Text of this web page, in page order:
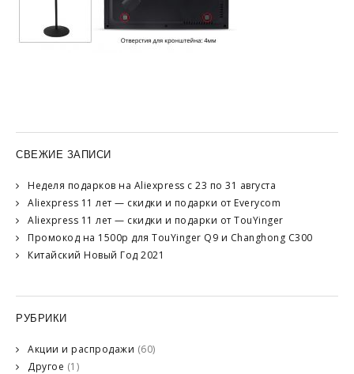
СВЕЖИЕ ЗАПИСИ
Неделя подарков на Aliexpress с 23 по 31 августа
Aliexpress 11 лет — скидки и подарки от Everycom
Aliexpress 11 лет — скидки и подарки от TouYinger
Промокод на 1500р для TouYinger Q9 и Changhong C300
Китайский Новый Год 2021
РУБРИКИ
Акции и распродажи (60)
Другое (1)